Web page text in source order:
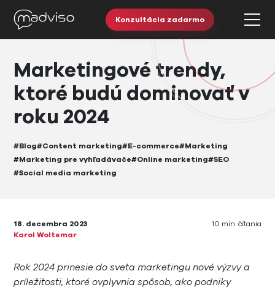
Konzultácia zadarmo
Marketingové trendy,
ktoré budú dominovať v
roku 2024
#Blog#Content marketing#E-commerce#Marketing
#Marketing pre vyhľadávače#Online marketing#SEO
#Social media marketing
18. decembra 2023
Karol Woltemar
10 min. čítania
Rok 2024 prinesie do sveta marketingu nové výzvy a
príležitosti, ktoré ovplyvnia spôsob, ako podniky